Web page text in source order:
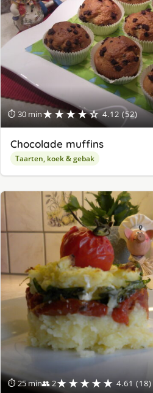
⏱ 30 min★★★★☆ 4.12 (52)
Chocolade muffins
Taarten, koek & gebak
⏱ 25 min👥 2★★★★★ 4.61 (18)